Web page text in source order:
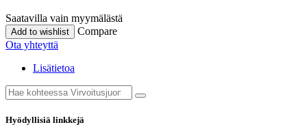
Saatavilla vain myymälästä
Add to wishlist
Compare
Ota yhteyttä
Lisätietoa
Hyödyllisiä linkkejä